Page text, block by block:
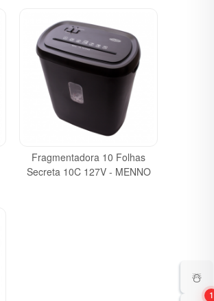
Fragmentadora 10 Folhas
Secreta 10C 127V - MENNO
☃️
1